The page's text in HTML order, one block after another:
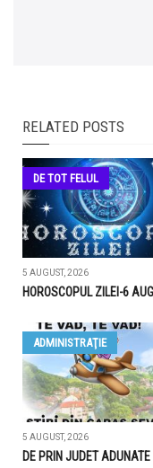
RELATED POSTS
DE TOT FELUL
5 AUGUST, 2026
HOROSCOPUL ZILEI-6
ADMINISTRAŢIE
5 AUGUST, 2026
DE PRIN JUDET ADUNATE